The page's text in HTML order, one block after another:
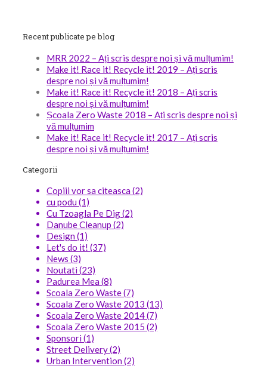
Recent publicate pe blog
MRR 2022 – Ați scris despre noi și vă mulțumim!
Make it! Race it! Recycle it! 2019 – Ați scris
despre noi și vă mulțumim!
Make it! Race it! Recycle it! 2018 – Ați scris
despre noi și vă mulțumim!
Școala Zero Waste 2018 – Ați scris despre noi și
vă mulțumim
Make it! Race it! Recycle it! 2017 – Ați scris
despre noi și vă mulțumim!
Categorii
Copiii vor sa citeasca (2)
cu podu (1)
Cu Tzoagla Pe Dig (2)
Danube Cleanup (2)
Design (1)
Let's do it! (37)
News (3)
Noutati (23)
Padurea Mea (8)
Scoala Zero Waste (7)
Scoala Zero Waste 2013 (13)
Scoala Zero Waste 2014 (7)
Scoala Zero Waste 2015 (2)
Sponsori (1)
Street Delivery (2)
Urban Intervention (2)